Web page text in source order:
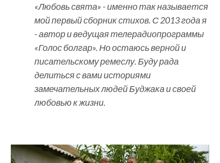
«Любовь свята» - именно так называется
мой первый сборник стихов. С 2013 года я
- автор и ведущая телерадиопрограммы
«Голос болгар». Но остаюсь верной и
писательскому ремеслу. Буду рада
делиться с вами историями
замечательных людей Буджака и своей
любовью к жизни.